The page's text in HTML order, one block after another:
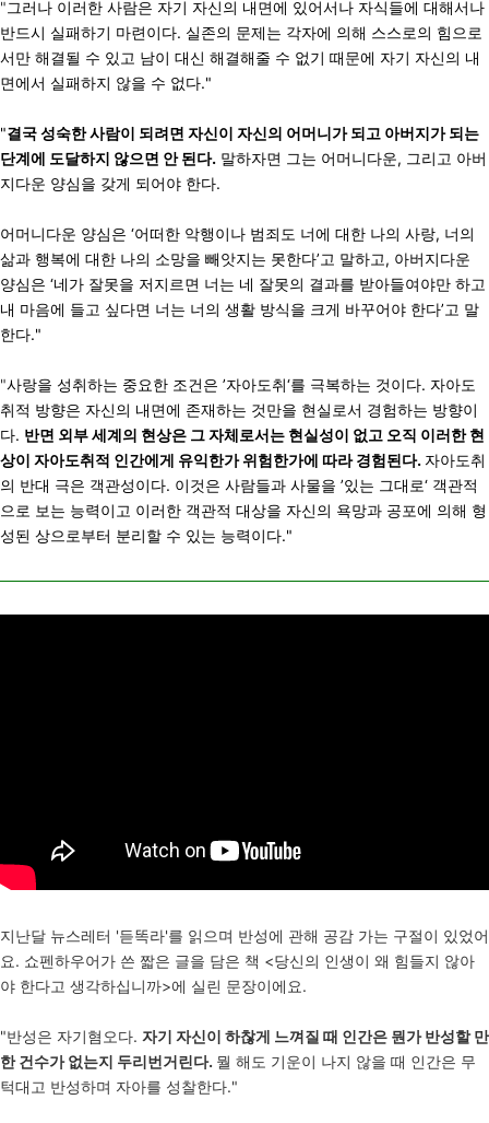
"그러나 이러한 사람은 자기 자신의 내면에 있어서나 자식들에 대해서나
반드시 실패하기 마련이다. 실존의 문제는 각자에 의해 스스로의 힘으로
서만 해결될 수 있고 남이 대신 해결해줄 수 없기 때문에 자기 자신의 내
면에서 실패하지 않을 수 없다."
"결국 성숙한 사람이 되려면 자신이 자신의 어머니가 되고 아버지가 되는
단계에 도달하지 않으면 안 된다. 말하자면 그는 어머니다운, 그리고 아버
지다운 양심을 갖게 되어야 한다.
어머니다운 양심은 ‘어떠한 악행이나 범죄도 너에 대한 나의 사랑, 너의
삶과 행복에 대한 나의 소망을 빼앗지는 못한다’고 말하고, 아버지다운
양심은 ‘네가 잘못을 저지르면 너는 네 잘못의 결과를 받아들여야만 하고
내 마음에 들고 싶다면 너는 너의 생활 방식을 크게 바꾸어야 한다’고 말
한다."
"사랑을 성취하는 중요한 조건은 ’자아도취‘를 극복하는 것이다. 자아도
취적 방향은 자신의 내면에 존재하는 것만을 현실로서 경험하는 방향이
다. 반면 외부 세계의 현상은 그 자체로서는 현실성이 없고 오직 이러한 현
상이 자아도취적 인간에게 유익한가 위험한가에 따라 경험된다. 자아도취
의 반대 극은 객관성이다. 이것은 사람들과 사물을 ’있는 그대로‘ 객관적
으로 보는 능력이고 이러한 객관적 대상을 자신의 욕망과 공포에 의해 형
성된 상으로부터 분리할 수 있는 능력이다."
지난달 뉴스레터 '듣똑라'를 읽으며 반성에 관해 공감 가는 구절이 있었어
요. 쇼펜하우어가 쓴 짧은 글을 담은 책 <당신의 인생이 왜 힘들지 않아
야 한다고 생각하십니까>에 실린 문장이에요.
"반성은 자기혐오다. 자기 자신이 하찮게 느껴질 때 인간은 뭔가 반성할 만
한 건수가 없는지 두리번거린다. 뭘 해도 기운이 나지 않을 때 인간은 무
턱대고 반성하며 자아를 성찰한다."